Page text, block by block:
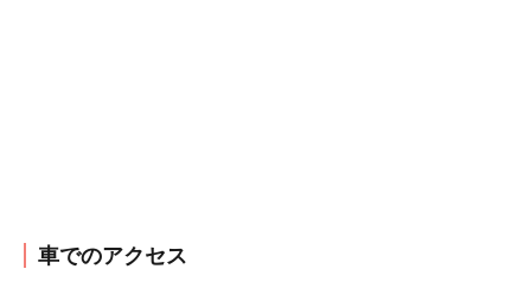
車でのアクセス